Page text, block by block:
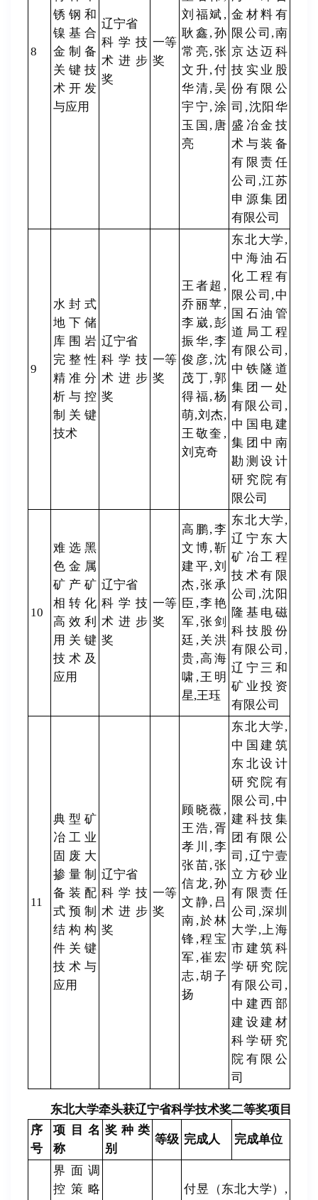
8
锈钢和
镍基合
金制备
关键技
术开发
与应用
辽宁省
科学技
术进步
奖
一等
奖
刘福斌,
耿鑫,孙
常亮,张
文升,付
华清,吴
宇宁,涂
玉国,唐
亮
金材料有
限公司,南
京达迈科
技实业股
份有限公
司,沈阳华
盛冶金技
术与装备
有限责任
公司,江苏
申源集团
有限公司
9
水封式
地下储
库围岩
完整性
精准分
析与控
制关键
技术
辽宁省
科学技
术进步
奖
一等
奖
王者超,
乔丽苹,
李崴,彭
振华,李
俊彦,沈
茂丁,郭
得福,杨
萌,刘杰,
王敬奎,
刘克奇
东北大学,
中海油石
化工程有
限公司,中
国石油管
道局工程
有限公司,
中铁隧道
集团一处
有限公司,
中国电建
集团中南
勘测设计
研究院有
限公司
10
难选黑
色金属
矿产矿
相转化
高效利
用关键
技术及
应用
辽宁省
科学技
术进步
奖
一等
奖
高鹏,李
文博,靳
建平,刘
杰,张承
臣,李艳
军,张剑
廷,关洪
贵,高海
啸,王明
星,王珏
东北大学,
辽宁东大
矿冶工程
技术有限
公司,沈阳
隆基电磁
科技股份
有限公司,
辽宁三和
矿业投资
有限公司
11
典型矿
冶工业
固废大
掺量制
备装配
式预制
结构构
件关键
技术与
应用
辽宁省
科学技
术进步
奖
一等
奖
顾晓薇,
王浩,胥
孝川,李
张苗,张
信龙,孙
文静,吕
南,於林
锋,程宝
军,崔宏
志,胡子
扬
东北大学,
中国建筑
东北设计
研究院有
限公司,中
建科技集
团有限公
司,辽宁壹
立方砂业
有限责任
公司,深圳
大学,上海
市建筑科
学研究院
有限公司,
中建西部
建设建材
科学研究
院有限公
司
东北大学牵头获辽宁省科学技术奖二等奖项目
序
号
项目名
称
奖种类
别
等级 完成人 完成单位
界面调
控策略
付昱（东北大学）,